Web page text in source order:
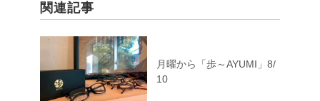
関連記事
月曜から「歩～AYUMI」8/
10